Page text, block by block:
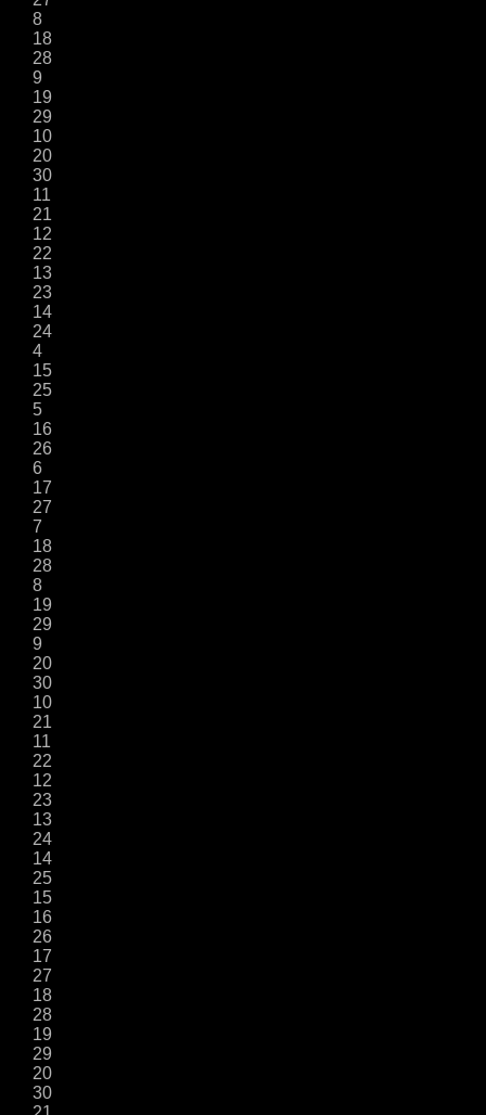
8
18
28
9
19
29
10
20
30
11
21
12
22
13
23
14
24
4
15
25
5
16
26
6
17
27
7
18
28
8
19
29
9
20
30
10
21
11
22
12
23
13
24
14
25
15
16
26
17
27
18
28
19
29
20
30